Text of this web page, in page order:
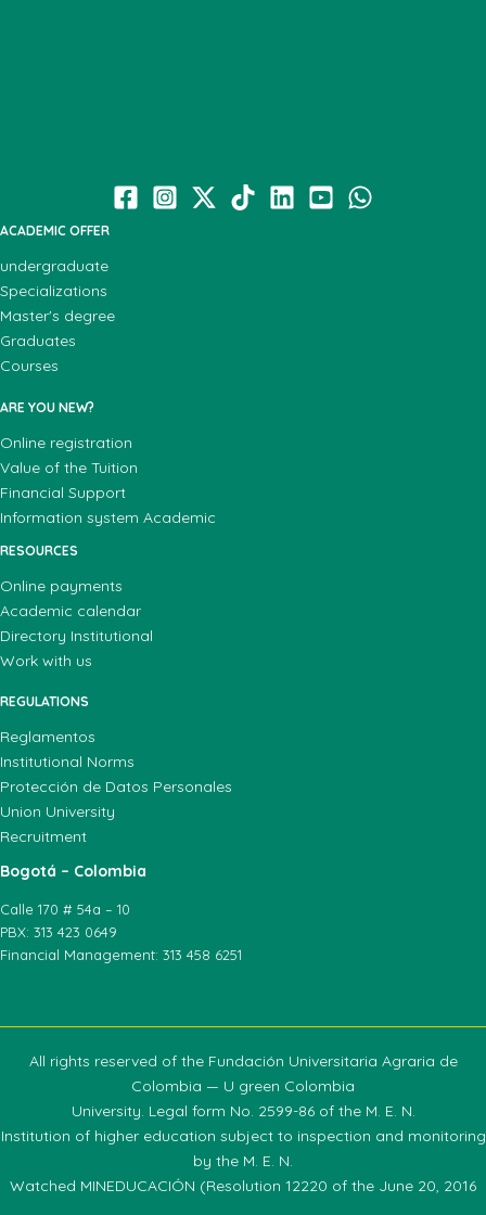
ACADEMIC OFFER
undergraduate
Specializations
Master's degree
Graduates
Courses
ARE YOU NEW?
Online registration
Value of the Tuition
Financial Support
Information system Academic
RESOURCES
Online payments
Academic calendar
Directory Institutional
Work with us
REGULATIONS
Reglamentos
Institutional Norms
Protección de Datos Personales
Union University
Recruitment
Bogotá – Colombia
Calle 170 # 54a – 10
PBX: 313 423 0649
Financial Management: 313 458 6251
All rights reserved of the Fundación Universitaria Agraria de
Colombia — U green Colombia
University. Legal form No. 2599-86 of the M. E. N.
Institution of higher education subject to inspection and monitoring
by the M. E. N.
Watched MINEDUCACIÓN (Resolution 12220 of the June 20, 2016